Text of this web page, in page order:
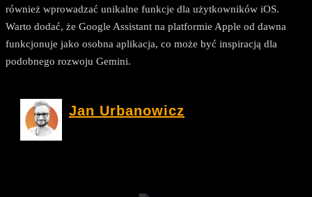
również wprowadzać unikalne funkcje dla użytkowników iOS.
Warto dodać, że Google Assistant na platformie Apple od dawna
funkcjonuje jako osobna aplikacja, co może być inspiracją dla
podobnego rozwoju Gemini.
Jan Urbanowicz